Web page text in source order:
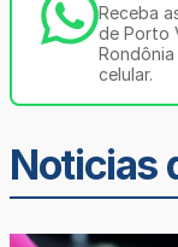
Receba
de Porto
Rondônia
celular.
Noticias